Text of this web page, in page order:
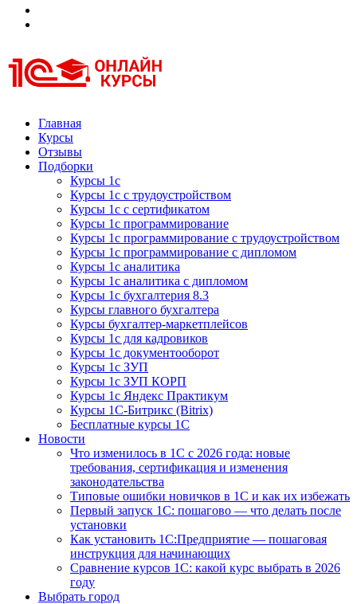
Курсы 1С
Курсы 1С официальная сертификация
Главная
Курсы
Отзывы
Подборки
Курсы 1с
Курсы 1с с трудоустройством
Курсы 1с с сертификатом
Курсы 1с программирование
Курсы 1с программирование с трудоустройством
Курсы 1с программирование с дипломом
Курсы 1с аналитика
Курсы 1с аналитика с дипломом
Курсы 1с бухгалтерия 8.3
Курсы главного бухгалтера
Курсы бухгалтер-маркетплейсов
Курсы 1с для кадровиков
Курсы 1с документооборот
Курсы 1с ЗУП
Курсы 1с ЗУП КОРП
Курсы 1с Яндекс Практикум
Курсы 1С-Битрикс (Bitrix)
Бесплатные курсы 1С
Новости
Что изменилось в 1С с 2026 года: новые
требования, сертификация и изменения
законодательства
Типовые ошибки новичков в 1С и как их избежать
Первый запуск 1С: пошагово — что делать после
установки
Как установить 1С:Предприятие — пошаговая
инструкция для начинающих
Сравнение курсов 1С: какой курс выбрать в 2026
году
Выбрать город